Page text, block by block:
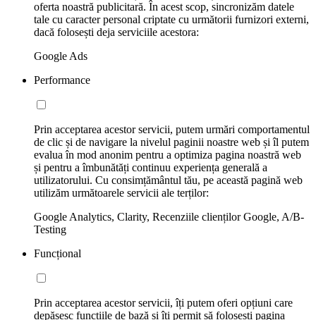
oferta noastră publicitară. În acest scop, sincronizăm datele
tale cu caracter personal criptate cu următorii furnizori externi,
dacă folosești deja serviciile acestora:
Google Ads
Performance
Prin acceptarea acestor servicii, putem urmări comportamentul
de clic și de navigare la nivelul paginii noastre web și îl putem
evalua în mod anonim pentru a optimiza pagina noastră web
și pentru a îmbunătăți continuu experiența generală a
utilizatorului. Cu consimțământul tău, pe această pagină web
utilizăm următoarele servicii ale terților:
Google Analytics, Clarity, Recenziile clienților Google, A/B-
Testing
Funcțional
Prin acceptarea acestor servicii, îți putem oferi opțiuni care
depășesc funcțiile de bază și îți permit să folosești pagina